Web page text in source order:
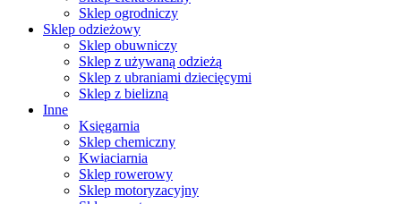
Sklep ogrodniczy
Sklep odzieżowy
Sklep obuwniczy
Sklep z używaną odzieżą
Sklep z ubraniami dziecięcymi
Sklep z bielizną
Inne
Księgarnia
Sklep chemiczny
Kwiaciarnia
Sklep rowerowy
Sklep motoryzacyjny